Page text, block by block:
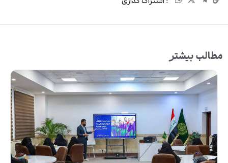
مطالب بیشتر